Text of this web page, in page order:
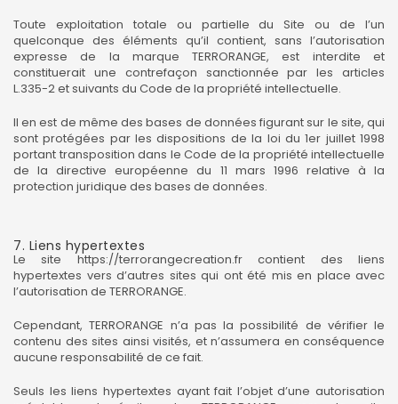
Toute exploitation totale ou partielle du Site ou de l’un
quelconque des éléments qu’il contient, sans l’autorisation
expresse de la marque TERRORANGE, est interdite et
constituerait une contrefaçon sanctionnée par les articles
L.335-2 et suivants du Code de la propriété intellectuelle.
Il en est de même des bases de données figurant sur le site, qui
sont protégées par les dispositions de la loi du 1er juillet 1998
portant transposition dans le Code de la propriété intellectuelle
de la directive européenne du 11 mars 1996 relative à la
protection juridique des bases de données.
7. Liens hypertextes
Le site https://terrorangecreation.frcontient des liens
hypertextes vers d’autres sites qui ont été mis en place avec
l’autorisation de TERRORANGE.
Cependant, TERRORANGE n’a pas la possibilité de vérifier le
contenu des sites ainsi visités, et n’assumera en conséquence
aucune responsabilité de ce fait.
Seuls les liens hypertextes ayant fait l’objet d’une autorisation